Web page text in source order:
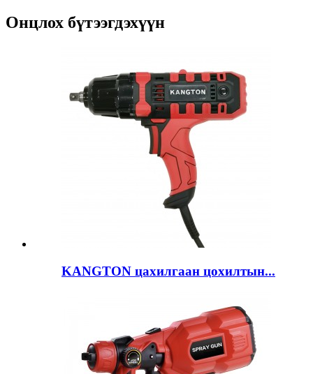
Онцлох бүтээгдэхүүн
KANGTON цахилгаан цохилтын...